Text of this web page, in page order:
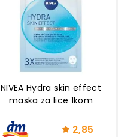
NIVEA Hydra skin effect
maska za lice 1kom
2,85